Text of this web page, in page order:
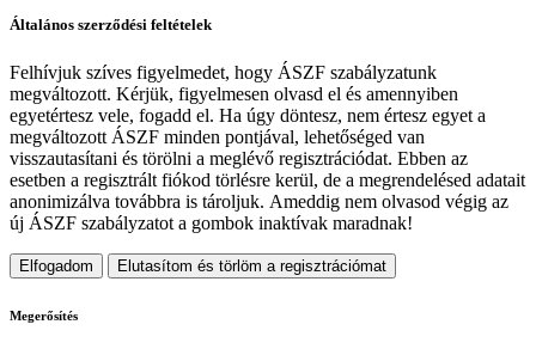
Általános szerződési feltételek
Felhívjuk szíves figyelmedet, hogy ÁSZF szabályzatunk
megváltozott. Kérjük, figyelmesen olvasd el és amennyiben
egyetértesz vele, fogadd el. Ha úgy döntesz, nem értesz egyet a
megváltozott ÁSZF minden pontjával, lehetőséged van
visszautasítani és törölni a meglévő regisztrációdat. Ebben az
esetben a regisztrált fiókod törlésre kerül, de a megrendelésed adatait
anonimizálva továbbra is tároljuk. Ameddig nem olvasod végig az
új ÁSZF szabályzatot a gombok inaktívak maradnak!
Elfogadom Elutasítom és törlöm a regisztrációmat
Megerősítés